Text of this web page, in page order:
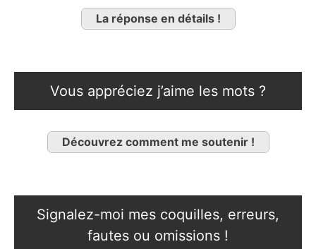
La réponse en détails !
Vous appréciez j’aime les mots ?
Découvrez comment me soutenir !
Signalez-moi mes coquilles, erreurs,
fautes ou omissions !